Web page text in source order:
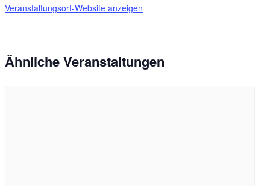
Veranstaltungsort-Website anzeigen
Ähnliche Veranstaltungen